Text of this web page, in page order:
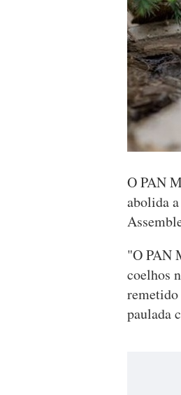
O PAN
abolida
"O PAN
coelhos
remetido
paulada